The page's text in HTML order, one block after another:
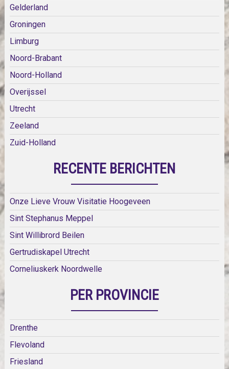
Gelderland
Groningen
Limburg
Noord-Brabant
Noord-Holland
Overijssel
Utrecht
Zeeland
Zuid-Holland
RECENTE BERICHTEN
Onze Lieve Vrouw Visitatie Hoogeveen
Sint Stephanus Meppel
Sint Willibrord Beilen
Gertrudiskapel Utrecht
Corneliuskerk Noordwelle
PER PROVINCIE
Drenthe
Flevoland
Friesland